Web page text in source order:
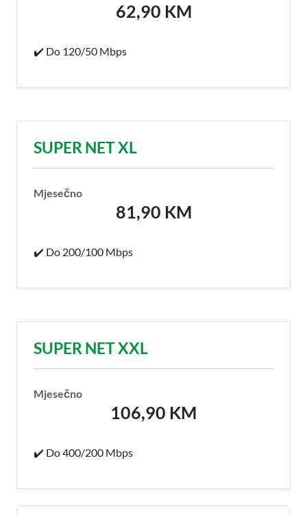
62,90 KM
✔️ Do 120/50 Mbps
SUPER NET XL
Mjesečno
81,90 KM
✔️ Do 200/100 Mbps
SUPER NET XXL
Mjesečno
106,90 KM
✔️ Do 400/200 Mbps